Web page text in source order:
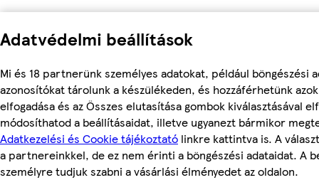
Adatvédelmi beállítások
Mi és 18 partnerünk személyes adatokat, például böngészési
azonosítókat tárolunk a készülékeden, és hozzáférhetünk
elfogadása és az Összes elutasítása gombok kiválasztásával
módosíthatod a beállításaidat, illetve ugyanezt bármikor
Adatkezelési és Cookie tájékoztató linkre kattintva is. A
a partnereinkkel, de ez nem érinti a böngészési adataidat. A
személyre tudjuk szabni a vásárlási élményedet az oldalon.